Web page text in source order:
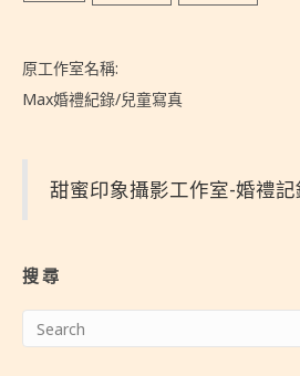
原工作室名稱:
Max婚禮紀錄/兒童寫真
甜蜜印象攝影工作室-婚禮
搜尋